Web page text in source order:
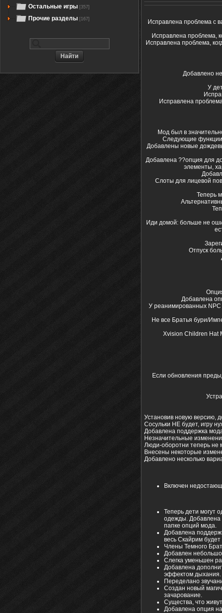
Остальные игры [357]
Прочие разделы [167]
Исправлена проблема с
Исправлена проблема,
Исправлена проблема,
Добавлено
У
Исправлена
Мод был в
Следующие функции
Добавлены новые
Добавлена ??опция для
элементы,
Слоты для лицевой
Теперь
Иди домой: больше не
Отпуск
Добавлена
У реанимированных NPC
Не все Братья бури/
Xvision Children Hat
Если обновления
Установив новую версию,
Сосульки НЕ будет, игру
Добавлена поддержка
Незначительные
Люди-оборотни теперь не
Внесены некоторые
Добавлено несколько
Включен
Теперь дети могут
одежды. Добавлена
папке опций мода.
Добавлена
весь Скайрим
Члены Темного
Добавлен
Слегка уменьшен
Добавлена
эффектом дыхания.
Переделано
Создан новый
зачарование.
Существа, что
Добавлена опция